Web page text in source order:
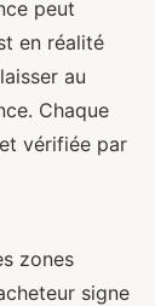
peut
en réalité
au
Chaque
vérifiée par
zones
signe